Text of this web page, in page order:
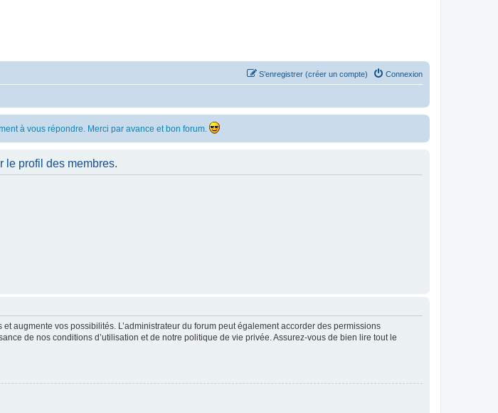
Connexion
S’enregistrer (créer un compte)
à vous répondre. Merci par avance et bon forum.
le profil des membres.
augmente vos possibilités. L’administrateur du forum peut également accorder des permissions
de nos conditions d’utilisation et de notre politique de vie privée. Assurez-vous de bien lire tout le